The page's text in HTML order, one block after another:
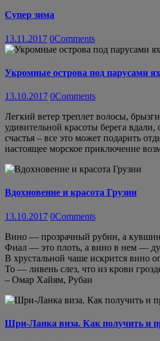
Супер зима
13.11.2017 0Comments
Укромные острова под парусами
13.10.2017 0Comments
Легкий ветер треплет волосы,
удивительной красоты берега
счастья – все это может подарить
настоящее морское приключение
Вдохновение и красота Грузии
13.10.2017 0Comments
Вино — прозрачный рубин, а
Фиал — это плоть, а вино в нем —
В хрустальной чаше искрится вино
То — ливень слез, что из крови
– Омар Хайям, Рубаи
Шри-Ланка виза. Как получить и